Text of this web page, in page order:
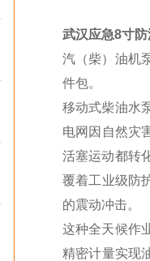
武汉应急8寸
汽（柴）油机
件包。
移动式柴油水
电网因自然灾
活塞运动都转
覆着工业级防
的震动冲击。
这种全天候作
精密计量实现